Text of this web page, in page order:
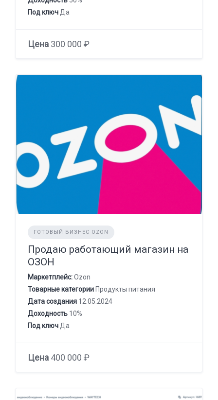
Под ключ Да
Цена 300 000 ₽
ГОТОВЫЙ БИЗНЕС OZON
Продаю работающий магазин на
ОЗОН
Маркетплейс:Ozon
Товарные категории Продукты питания
Дата создания 12.05.2024
Доходность 10%
Под ключ Да
Цена 400 000 ₽